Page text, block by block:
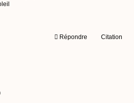
Répondre Citation